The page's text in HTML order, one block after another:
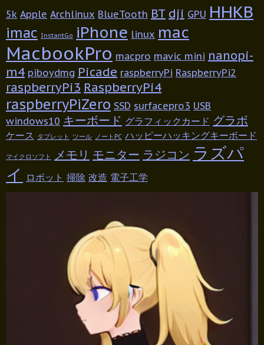
5k Apple Archlinux BlueTooth BT dji GPU HHKB
imac InstantGo iPhone linux mac
MacbookPro macpro mavic mini nanopi-
m4 piboydmg Picade raspberryPi RaspberryPi2
raspberryPi3 RaspberryPi4
raspberryPiZero SSD surfacepro3 USB
windows10 キーボード グラフィックカード グラボ
ケース タブレット ツール ノートPC ハッピーハッキングキーボード
マイクロソフト メモリ モニター ラジコン ラズパ
イ
ロボット 掃除 改造 電子工学